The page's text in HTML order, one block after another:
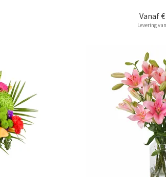
Vanaf
Levering